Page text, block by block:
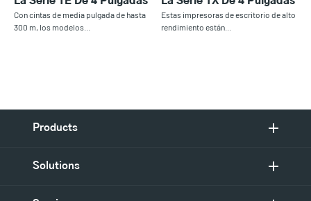
Con cintas de media pulgada de hasta
300 m, los modelos...
Estas impresoras de escritorio de alto
rendimiento están...
Products
Solutions